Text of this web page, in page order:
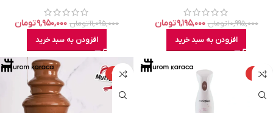
۱۰,۹۹۵,۰۰۰تومان ۹,۱۹۵,۰۰۰تومان
افزودن به سبد خرید
۱۱,۰۹۵,۰۰۰تومان ۹,۹۵۰,۰۰۰تومان
افزودن به سبد خرید
-۱۰% -۲۶%